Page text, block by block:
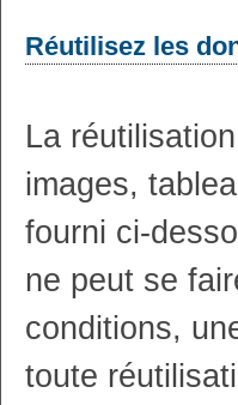
Réutilisez les
La
images,
fourni ci-
ne peut se
conditions,
toute